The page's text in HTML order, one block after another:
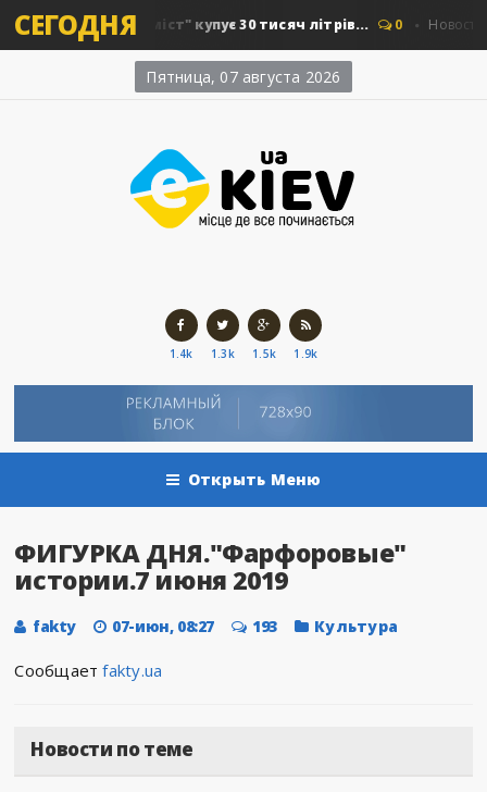
СЕГОДНЯ купує 30 тисяч літрів... 0 Новости
Пятница, 07 августа 2026
1.4k 1.3k 1.5k 1.9k
Открыть Меню
ФИГУРКА ДНЯ."Фарфоровые"
истории.7 июня 2019
fakty 07-июн, 08:27 193 Культура
Сообщаетfakty.ua
Новости по теме